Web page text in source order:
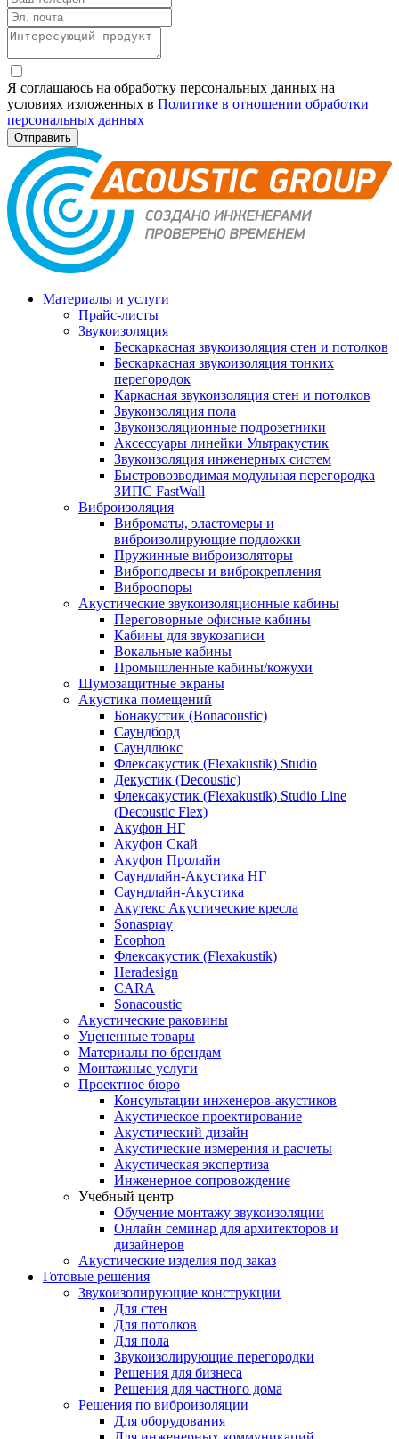
Я соглашаюсь на обработку персональных данных на
условиях изложенных в Политике в отношении обработки
персональных данных
Материалы и услуги
Прайс-листы
Звукоизоляция
Бескаркасная звукоизоляция стен и потолков
Бескаркасная звукоизоляция тонких
перегородок
Каркасная звукоизоляция стен и потолков
Звукоизоляция пола
Звукоизоляционные подрозетники
Аксессуары линейки Ультракустик
Звукоизоляция инженерных систем
Быстровозводимая модульная перегородка
ЗИПС FastWall
Виброизоляция
Виброматы, эластомеры и
виброизолирующие подложки
Пружинные виброизоляторы
Виброподвесы и виброкрепления
Виброопоры
Акустические звукоизоляционные кабины
Переговорные офисные кабины
Кабины для звукозаписи
Вокальные кабины
Промышленные кабины/кожухи
Шумозащитные экраны
Акустика помещений
Бонакустик (Bonacoustic)
Саундборд
Саундлюкс
Флексакустик (Flexakustik) Studio
Декустик (Decoustic)
Флексакустик (Flexakustik) Studio Line
(Decoustic Flex)
Акуфон НГ
Акуфон Скай
Акуфон Пролайн
Саундлайн-Акустика НГ
Саундлайн-Акустика
Акутекс Акустические кресла
Sonaspray
Ecophon
Флексакустик (Flexakustik)
Heradesign
CARA
Sonacoustic
Акустические раковины
Уцененные товары
Материалы по брендам
Монтажные услуги
Проектное бюро
Консультации инженеров-акустиков
Акустическое проектирование
Акустический дизайн
Акустические измерения и расчеты
Акустическая экспертиза
Инженерное сопровождение
Учебный центр
Обучение монтажу звукоизоляции
Онлайн семинар для архитекторов и
дизайнеров
Акустические изделия под заказ
Готовые решения
Звукоизолирующие конструкции
Для стен
Для потолков
Для пола
Звукоизолирующие перегородки
Решения для бизнеса
Решения для частного дома
Решения по виброизоляции
Для оборудования